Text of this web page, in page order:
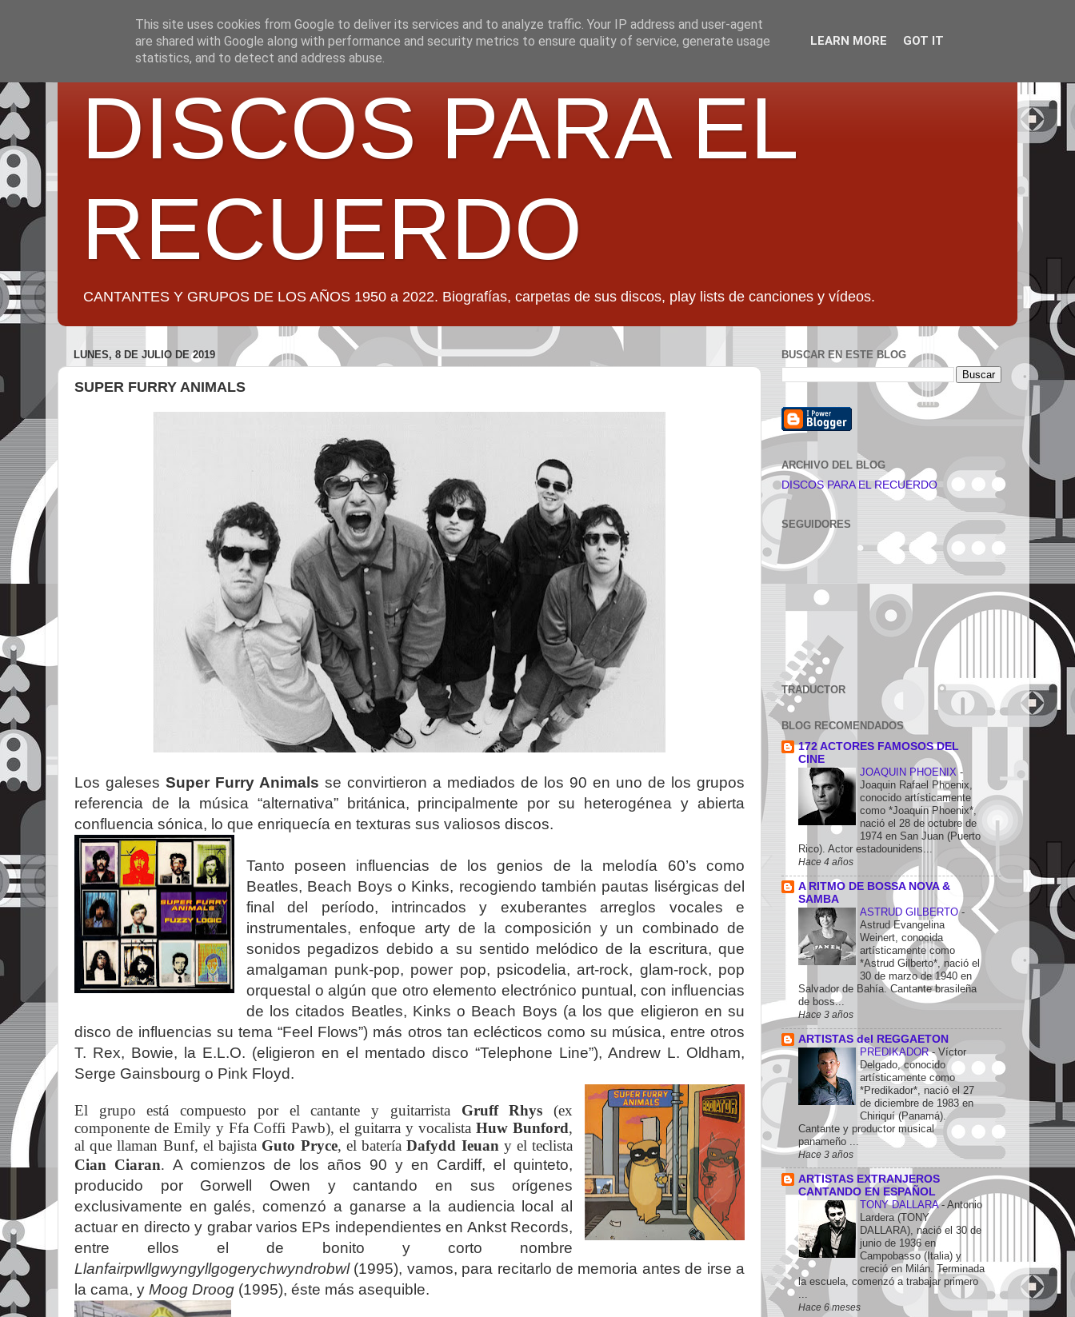
DISCOS PARA EL
RECUERDO
CANTANTES Y GRUPOS DE LOS AÑOS 1950 a 2022. Biografías, carpetas de sus discos, play lists de canciones y vídeos.
LUNES, 8 DE JULIO DE 2019
SUPER FURRY ANIMALS
Los galeses Super Furry Animals se convirtieron a mediados de los 90 en uno de los grupos
referencia de la música “alternativa” británica, principalmente por su heterogénea y abierta
confluencia sónica, lo que enriquecía en texturas sus valiosos discos.
Tanto poseen influencias de los genios de la melodía 60’s como
Beatles, Beach Boys o Kinks, recogiendo también pautas lisérgicas del
final del período, intrincados y exuberantes arreglos vocales e
instrumentales, enfoque arty de la composición y un combinado de
sonidos pegadizos debido a su sentido melódico de la escritura, que
amalgaman punk-pop, power pop, psicodelia, art-rock, glam-rock, pop
orquestal o algún que otro elemento electrónico puntual, con influencias
de los citados Beatles, Kinks o Beach Boys (a los que eligieron en su
disco de influencias su tema “Feel Flows”) más otros tan eclécticos como su música, entre otros
T. Rex, Bowie, la E.L.O. (eligieron en el mentado disco “Telephone Line”), Andrew L. Oldham,
Serge Gainsbourg o Pink Floyd.
El grupo está compuesto por el cantante y guitarrista Gruff Rhys (ex
componente de Emily y Ffa Coffi Pawb), el guitarra y vocalistaHuw Bunford,
al que llaman Bunf, el bajista Guto Pryce, el bateríaDafydd Ieuan y el teclista
Cian Ciaran.A comienzos de los años 90 y en Cardiff, el quinteto,
producido por Gorwell Owen y cantando en sus orígenes
exclusivamente en galés, comenzó a ganarse a la audiencia local al
actuar en directo y grabar varios EPs independientes en Ankst Records,
entre ellos el de bonito y corto nombre
Llanfairpwllgwyngyllgogerychwyndrobwl (1995), vamos, para recitarlo de memoria antes de irse a
la cama, y Moog Droog (1995), éste más asequible.
BUSCAR EN ESTE BLOG
ARCHIVO DEL BLOG
DISCOS PARA EL RECUERDO
SEGUIDORES
TRADUCTOR
BLOG RECOMENDADOS
172 ACTORES FAMOSOS DEL
CINE
JOAQUIN PHOENIX-
Joaquin Rafael Phoenix,
conocido artísticamente
como *Joaquin Phoenix*,
nació el 28 de octubre de
1974 en San Juan (Puerto
Rico). Actor estadounidens...
Hace 4 años
A RITMO DE BOSSA NOVA &
SAMBA
ASTRUD GILBERTO-
Astrud Evangelina
Weinert, conocida
artísticamente como
*Astrud Gilberto*, nació el
30 de marzo de 1940 en
Salvador de Bahía. Cantante brasileña
de boss...
Hace 3 años
ARTISTAS del REGGAETON
PREDIKADOR- Víctor
Delgado, conocido
artísticamente como
*Predikador*, nació el 27
de diciembre de 1983 en
Chiriquí (Panamá).
Cantante y productor musical
panameño ...
Hace 3 años
ARTISTAS EXTRANJEROS
CANTANDO EN ESPAÑOL
TONY DALLARA- Antonio
Lardera (TONY
DALLARA), nació el 30 de
junio de 1936 en
Campobasso (Italia) y
creció en Milán. Terminada
la escuela, comenzó a trabajar primero
Hace 6 meses
This site uses cookies from Google to deliver its services and to analyze traffic. Your IP address and user-agent
are shared with Google along with performance and security metrics to ensure quality of service, generate usage
statistics, and to detect and address abuse.
LEARN MORE GOT IT